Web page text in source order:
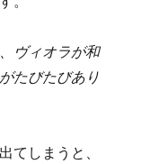
ヴィオラが和
たびたびあり
てしまうと、